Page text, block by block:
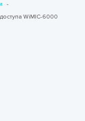
WiMIC-6000